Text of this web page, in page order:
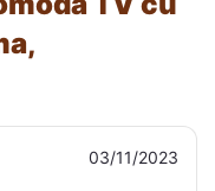
03/11/2023